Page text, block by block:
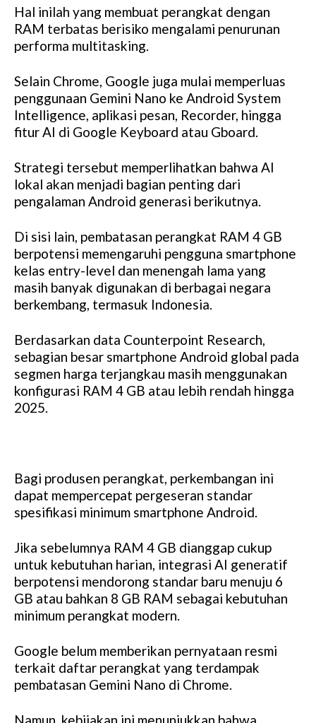
Hal inilah yang membuat perangkat dengan
RAM terbatas berisiko mengalami penurunan
performa multitasking.
Selain Chrome, Google juga mulai memperluas
penggunaan Gemini Nano ke Android System
Intelligence, aplikasi pesan, Recorder, hingga
fitur AI di Google Keyboard atau Gboard.
Strategi tersebut memperlihatkan bahwa AI
lokal akan menjadi bagian penting dari
pengalaman Android generasi berikutnya.
Di sisi lain, pembatasan perangkat RAM 4 GB
berpotensi memengaruhi pengguna smartphone
kelas entry-level dan menengah lama yang
masih banyak digunakan di berbagai negara
berkembang, termasuk Indonesia.
Berdasarkan data Counterpoint Research,
sebagian besar smartphone Android global pada
segmen harga terjangkau masih menggunakan
konfigurasi RAM 4 GB atau lebih rendah hingga
2025.
Bagi produsen perangkat, perkembangan ini
dapat mempercepat pergeseran standar
spesifikasi minimum smartphone Android.
Jika sebelumnya RAM 4 GB dianggap cukup
untuk kebutuhan harian, integrasi AI generatif
berpotensi mendorong standar baru menuju 6
GB atau bahkan 8 GB RAM sebagai kebutuhan
minimum perangkat modern.
Google belum memberikan pernyataan resmi
terkait daftar perangkat yang terdampak
pembatasan Gemini Nano di Chrome.
Namun, kebijakan ini menunjukkan bahwa